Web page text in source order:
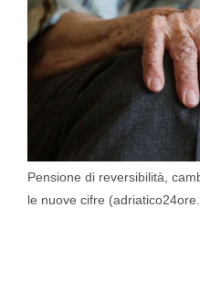
Pensione di reversibilità,
le nuove cifre